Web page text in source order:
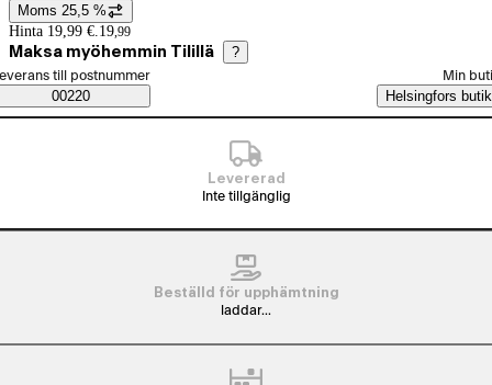
Prisinformation
Moms 25,5 %
Hinta 19,99 €. 19,99
Maksa myöhemmin Tilillä ?
Saatavuustiedot
beställningssätt
till postnummer
00220
Min
Helsingfors butik
Levererad
Inte tillgänglig
Beställd för upphämtning
laddar...